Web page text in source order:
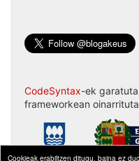
Cookieak erabiltzen ditugu, baina ez
CodeSyntax-ek
frameworkean